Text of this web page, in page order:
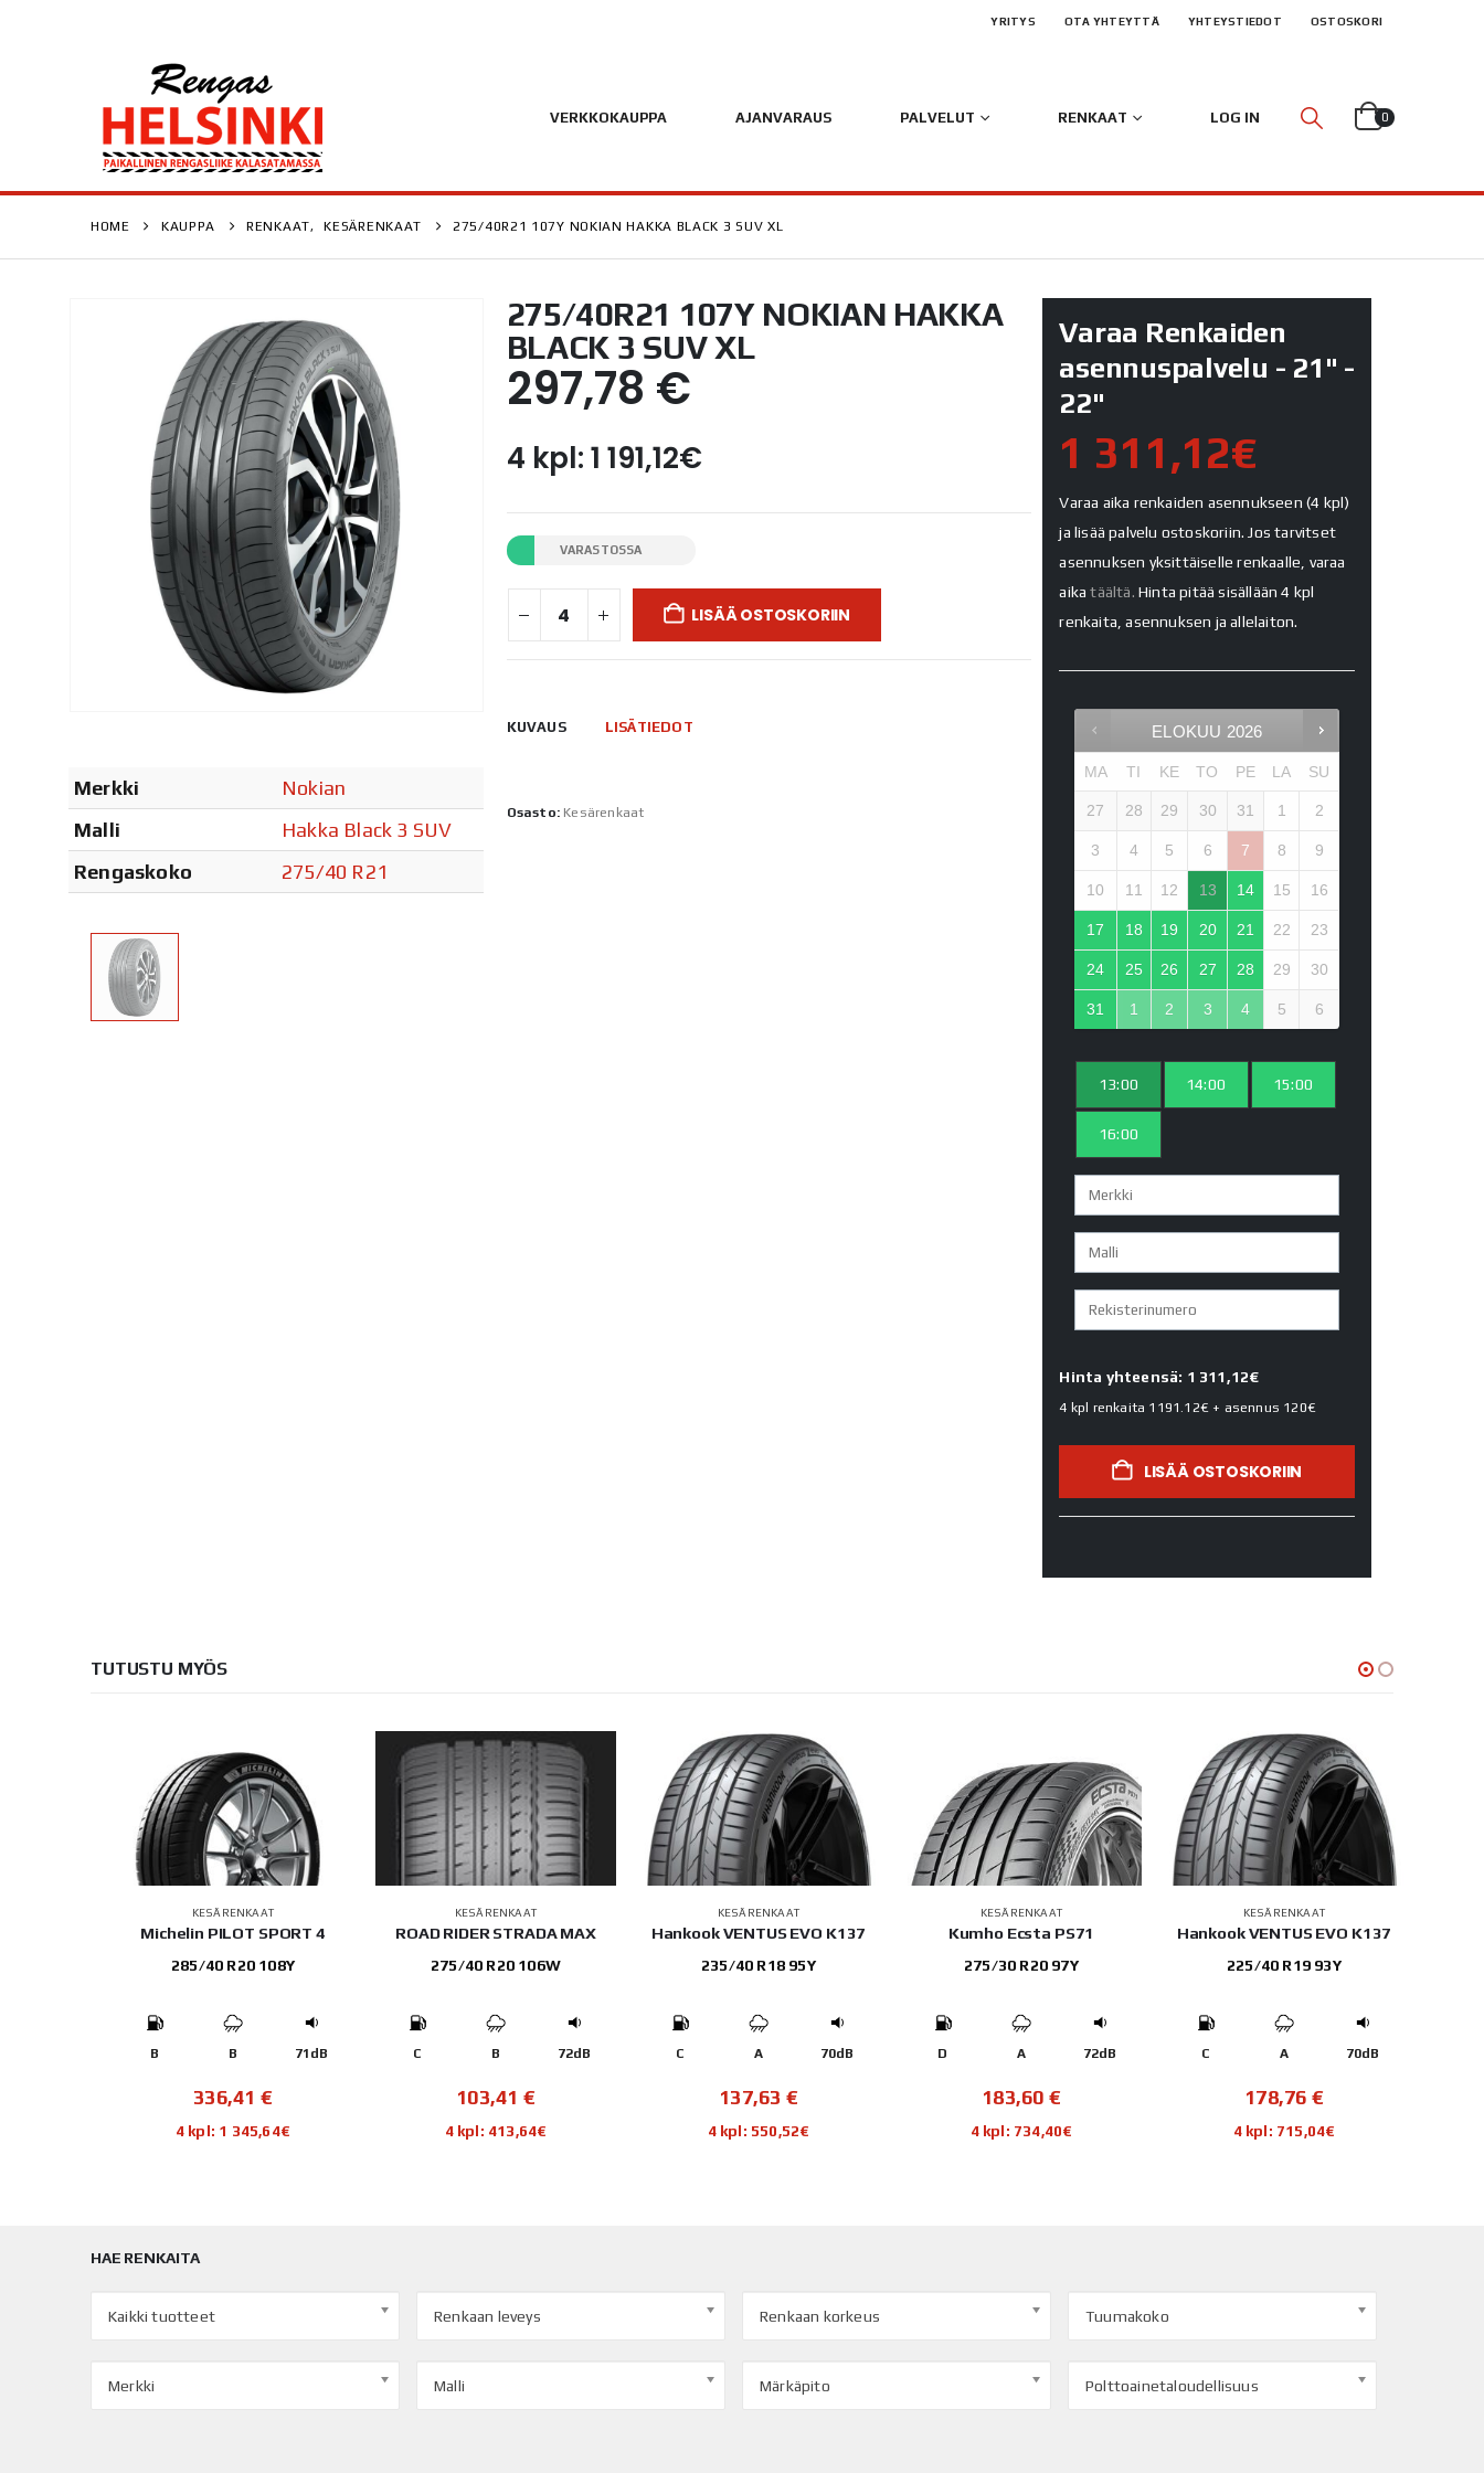
YRITYS OTA YHTEYTTÄ YHTEYSTIEDOT OSTOSKORI
VERKKOKAUPPA AJANVARAUS PALVELUT RENKAAT LOG IN 0
HOME KAUPPA RENKAAT, KESÄRENKAAT 275/40R21 107Y NOKIAN HAKKA BLACK 3 SUV XL
Merkki
Nokian
Malli
Hakka Black 3 SUV
Rengaskoko
275/40 R21
275/40R21 107Y NOKIAN HAKKA
BLACK 3 SUV XL
297,78 €
4 kpl: 1 191,12€
VARASTOSSA
LISÄÄ OSTOSKORIIN
KUVAUS LISÄTIEDOT
Osasto: Kesärenkaat
Varaa Renkaiden
asennuspalvelu - 21" -
22"
1 311,12€
Varaa aika renkaiden asennukseen (4 kpl)
ja lisää palvelu ostoskoriin. Jos tarvitset
asennuksen yksittäiselle renkaalle, varaa
aikatäältä. Hinta pitää sisällään 4 kpl
renkaita, asennuksen ja allelaiton.
ELOKUU 2026
MA TI KE TO PE LA SU
27 28 29 30 31 1 2
3 4 5 6 7 8 9
10 11 12 13 14 15 16
17 18 19 20 21 22 23
24 25 26 27 28 29 30
31 1 2 3 4 5 6
13:00 14:00 15:00
16:00
Hinta yhteensä: 1 311,12€
4 kpl renkaita 1191.12€ + asennus 120€
LISÄÄ OSTOSKORIIN
TUTUSTU MYÖS
KESÄRENKAAT
Michelin PILOT SPORT 4
285/40 R20 108Y
B B 71dB
336,41 €
4 kpl: 1 345,64€
KESÄRENKAAT
ROAD RIDER STRADA MAX
275/40 R20 106W
C B 72dB
103,41 €
4 kpl: 413,64€
KESÄRENKAAT
Hankook VENTUS EVO K137
235/40 R18 95Y
C A 70dB
137,63 €
4 kpl: 550,52€
KESÄRENKAAT
Kumho Ecsta PS71
275/30 R20 97Y
D A 72dB
183,60 €
4 kpl: 734,40€
KESÄRENKAAT
Hankook VENTUS EVO K137
225/40 R19 93Y
C A 70dB
178,76 €
4 kpl: 715,04€
HAE RENKAITA
Kaikki tuotteet Renkaan leveys Renkaan korkeus Tuumakoko
Merkki Malli Märkäpito Polttoainetaloudellisuus